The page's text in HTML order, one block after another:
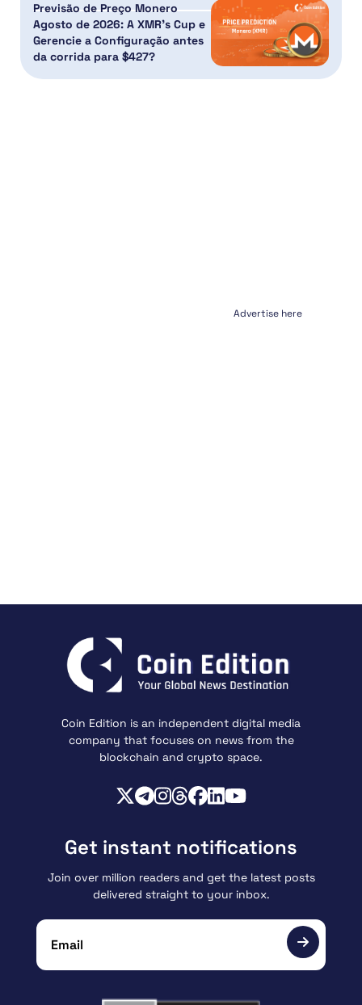
Previsão de Preço Monero
Agosto de 2026: A XMR’s Cup e
Gerencie a Configuração antes
da corrida para $427?
Advertise here
Coin Edition is an independent digital media
company that focuses on news from the
blockchain and crypto space.
Get instant notifications
Join over million readers and get the latest posts
delivered straight to your inbox.